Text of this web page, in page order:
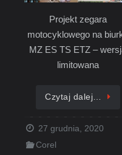
Projekt zegara
motocyklowego na
MZ ES TS ETZ –
limitowana
Czytaj dalej…
27 grudnia, 2020
Corel